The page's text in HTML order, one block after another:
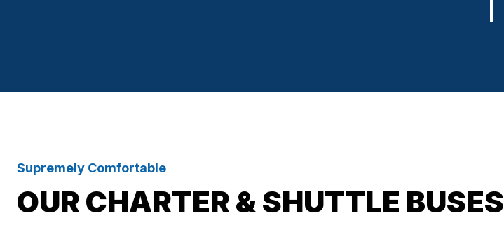
Supremely Comfortable
OUR CHARTER & SHUTTLE BUSES